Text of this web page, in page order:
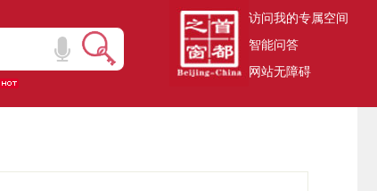
访问我的专属空间
智能问答
网站无障碍